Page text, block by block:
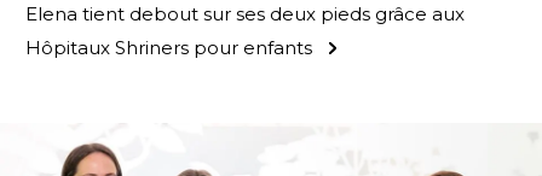
Elena tient debout sur ses deux pieds grâce aux
Hôpitaux Shriners pour enfants